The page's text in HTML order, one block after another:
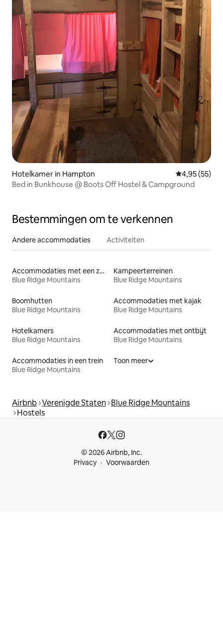
Hotelkamer in Hampton Gemiddelde
4,95 (55)
Bed in Bunkhouse @ Boots Off Hostel & Campground
Bestemmingen om te verkennen
Andere accommodaties Activiteiten
Accommodaties met een zwembad
Blue Ridge Mountains
Kampeerterreinen
Blue Ridge Mountains
Boomhutten
Blue Ridge Mountains
Accommodaties met kajak
Blue Ridge Mountains
Hotelkamers
Blue Ridge Mountains
Accommodaties met ontbijt
Blue Ridge Mountains
Accommodaties in een trein
Blue Ridge Mountains
Toon meer
Airbnb Verenigde Staten Blue Ridge Mountains
Hostels
© 2026 Airbnb, Inc.
Privacy
Voorwaarden